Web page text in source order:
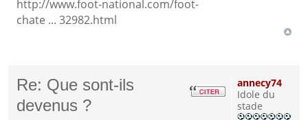
http://www.foot-national.com/foot-
chate ... 32982.html
Re: Que sont-ils
devenus ?
annecy74
Idole du
stade